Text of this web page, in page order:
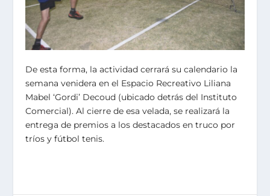
De esta forma, la actividad cerrará su calendario la
semana venidera en el Espacio Recreativo Liliana
Mabel ‘Gordi’ Decoud (ubicado detrás del Instituto
Comercial). Al cierre de esa velada, se realizará la
entrega de premios a los destacados en truco por
tríos y fútbol tenis.